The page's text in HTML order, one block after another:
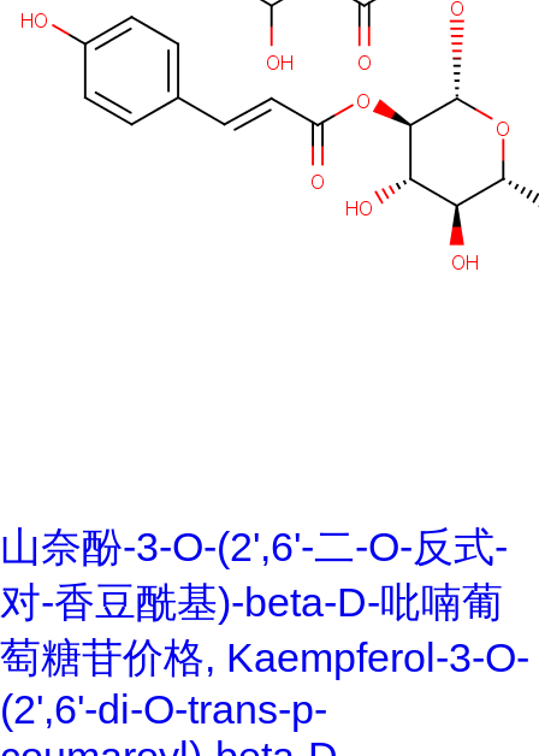
山奈酚-3-O-(2',6'-二-O-反式-
对-香豆酰基)-beta-D-吡喃葡
萄糖苷价格, Kaempferol-3-O-
(2',6'-di-O-trans-p-